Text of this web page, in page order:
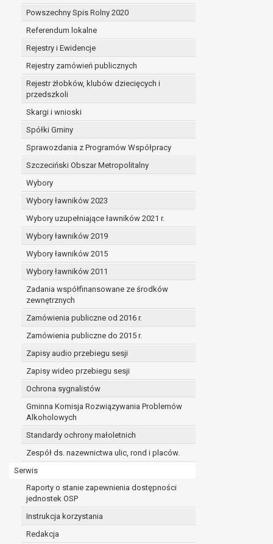
Powszechny Spis Rolny 2020
Referendum lokalne
Rejestry i Ewidencje
Rejestry zamówień publicznych
Rejestr żłobków, klubów dziecięcych i
przedszkoli
Skargi i wnioski
Spółki Gminy
Sprawozdania z Programów Współpracy
Szczeciński Obszar Metropolitalny
Wybory
Wybory ławników 2023
Wybory uzupełniające ławników 2021 r.
Wybory ławników 2019
Wybory ławników 2015
Wybory ławników 2011
Zadania współfinansowane ze środków
zewnętrznych
Zamówienia publiczne od 2016 r.
Zamówienia publiczne do 2015 r.
Zapisy audio przebiegu sesji
Zapisy wideo przebiegu sesji
Ochrona sygnalistów
Gminna Komisja Rozwiązywania Problemów
Alkoholowych
Standardy ochrony małoletnich
Zespół ds. nazewnictwa ulic, rond i placów.
Serwis
Raporty o stanie zapewnienia dostępności
jednostek OSP
Instrukcja korzystania
Redakcja